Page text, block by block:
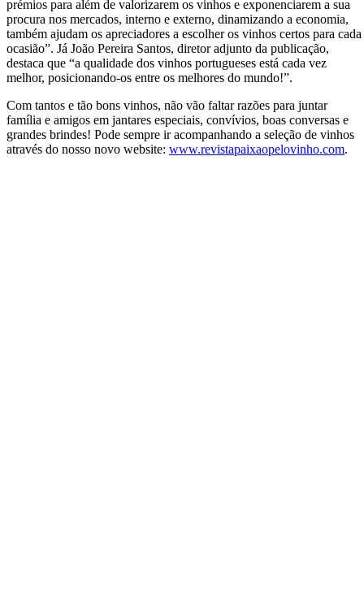
prémios para além de valorizarem os vinhos e exponenciarem a sua
procura nos mercados, interno e externo, dinamizando a economia,
também ajudam os apreciadores a escolher os vinhos certos para cada
ocasião”. Já João Pereira Santos, diretor adjunto da publicação,
destaca que “a qualidade dos vinhos portugueses está cada vez
melhor, posicionando-os entre os melhores do mundo!”.
Com tantos e tão bons vinhos, não vão faltar razões para juntar
família e amigos em jantares especiais, convívios, boas conversas e
grandes brindes! Pode sempre ir acompanhando a seleção de vinhos
através do nosso novo website: www.revistapaixaopelovinho.com.